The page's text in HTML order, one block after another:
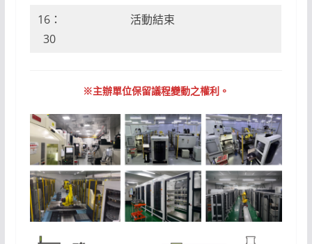
16：
30
活動結束
※主辦單位保留議程變動之權利。